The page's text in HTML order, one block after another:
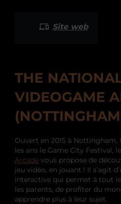
Site web
THE
VIDEOGAME
Ouvert en 2015 à
les ans le Game City Festival, le
Arcade vous propose de
jeu vidéo, en jouant ! Il s’agit
interactive qui permet à tout
les parents, de profiter du
apprendre plus à leur sujet.